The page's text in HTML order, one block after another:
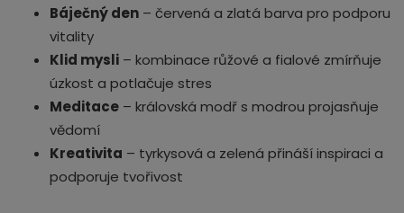
Báječný den – červená a zlatá barva pro podporu
vitality
Klid mysli – kombinace růžové a fialové zmírňuje
úzkost a potlačuje stres
Meditace – královská modř s modrou projasňuje
vědomí
Kreativita – tyrkysová a zelená přináší inspiraci a
podporuje tvořivost